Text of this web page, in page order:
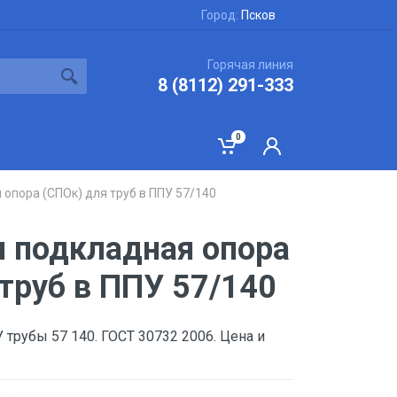
Город: Псков
Горячая линия
8 (8112) 291-333
0
(СПОк) для труб в ППУ 57/140
опора
в ППУ 57/140
57 140. ГОСТ 30732 2006. Цена и